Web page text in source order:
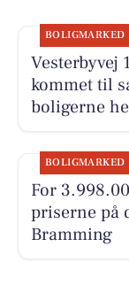
BOLIGMARKED
Vesterbyvej
kommet til
boligerne
BOLIGMARKED
For
priserne på
Bramming